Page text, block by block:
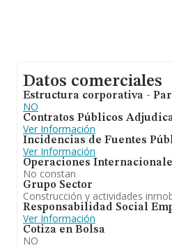
Datos comerciales
Estructura corporativa -
NO
Contratos Públicos
Ver Información
Incidencias de Fuentes
Ver Información
Operaciones
No constan
Grupo Sector
Construcción y actividades
Responsabilidad Social
Ver Información
Cotiza en Bolsa
NO